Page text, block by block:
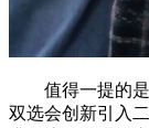
值得一提的
双选会创新引入